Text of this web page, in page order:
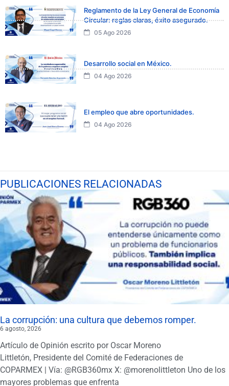
Reglamento de la Ley General de Economía
Circular: reglas claras, éxito asegurado.
05 Ago 2026
Desarrollo social en México.
04 Ago 2026
El empleo que abre oportunidades.
04 Ago 2026
PUBLICACIONES RELACIONADAS
La corrupción: una cultura que debemos romper.
6 agosto, 2026
Artículo de Opinión escrito por Oscar Moreno
Littletón, Presidente del Comité de Federaciones de
COPARMEX | Vía: @RGB360mx X: @morenolittleton Uno de los
mayores problemas que enfrenta